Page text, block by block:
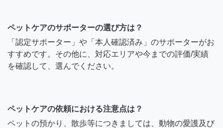
ペットケアのサポーターの選び方は？
「認定サポーター」や「本人確認済み」のサポーターがお
すすめです。その他に、対応エリアや今までの評価/実績
を確認して、選んでください。
ペットケアの依頼における注意点は？
ペットの預かり、散歩等につきましては、動物の愛護及び